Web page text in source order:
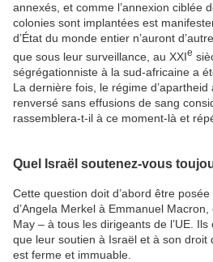
annexés, et comme l’annexion ciblée
colonies sont implantées est
d’État du monde entier n’auront
que sous leur surveillance, au XXIe
ségrégationniste à la sud-africaine a
La dernière fois, le régime
renversé sans effusions de sang
rassemblera-t-il à ce moment-là et
Quel Israël soutenez-vous
Cette question doit d’abord être
d’Angela Merkel à Emmanuel
May – à tous les dirigeants de l’UE.
que leur soutien à Israël et à son droit
est ferme et immuable.